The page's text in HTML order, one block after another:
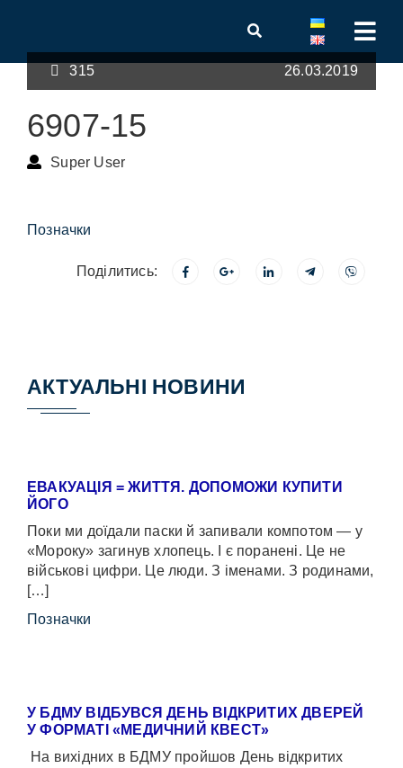
315 26.03.2019
6907-15
Super User
Позначки
Поділитись:
АКТУАЛЬНІ НОВИНИ
ЕВАКУАЦІЯ = ЖИТТЯ. ДОПОМОЖИ КУПИТИ
ЙОГО
Поки ми доїдали паски й запивали компотом — у
«Мороку» загинув хлопець. І є поранені. Це не
військові цифри. Це люди. З іменами. З родинами,
[…]
Позначки
У БДМУ ВІДБУВСЯ ДЕНЬ ВІДКРИТИХ ДВЕРЕЙ
У ФОРМАТІ «МЕДИЧНИЙ КВЕСТ»
На вихідних в БДМУ пройшов День відкритих